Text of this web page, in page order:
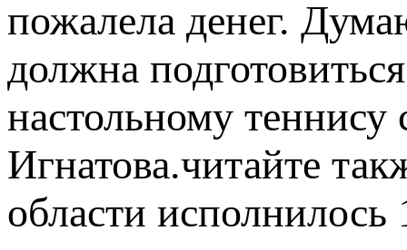
пожалела денег.
должна
настольному теннису
Игнатова.читайте
области исполнилось